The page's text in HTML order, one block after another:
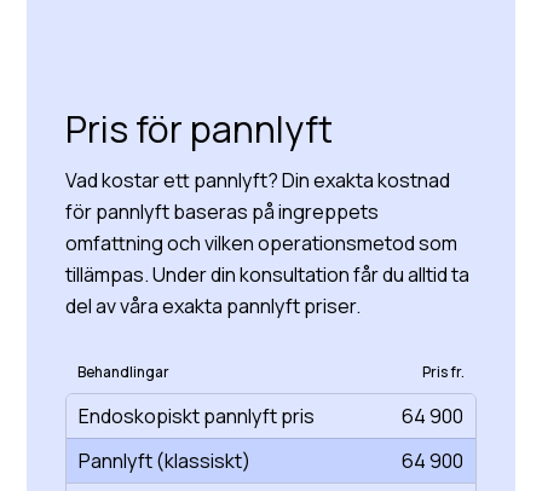
Pris för pannlyft
Vad kostar ett pannlyft? Din exakta kostnad
för pannlyft baseras på ingreppets
omfattning och vilken operationsmetod som
tillämpas. Under din konsultation får du alltid ta
del av våra exakta pannlyft priser.
Behandlingar Pris fr.
Endoskopiskt pannlyft pris
64 900
Pannlyft (klassiskt)
64 900